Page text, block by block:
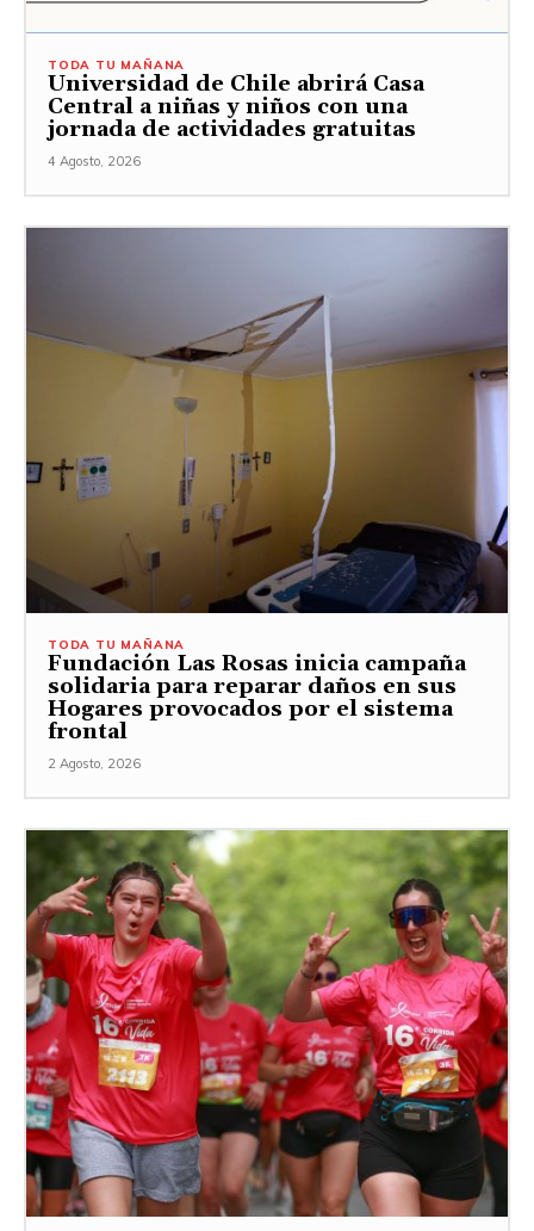
TODA TU MAÑANA
Universidad de Chile abrirá Casa
Central a niñas y niños con una
jornada de actividades gratuitas
4 Agosto, 2026
TODA TU MAÑANA
Fundación Las Rosas inicia campaña
solidaria para reparar daños en sus
Hogares provocados por el sistema
frontal
2 Agosto, 2026